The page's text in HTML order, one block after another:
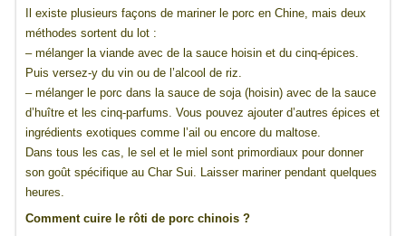
Il existe plusieurs façons de mariner le porc en Chine, mais deux
méthodes sortent du lot :
– mélanger la viande avec de la sauce hoisin et du cinq-épices.
Puis versez-y du vin ou de l’alcool de riz.
– mélanger le porc dans la sauce de soja (hoisin) avec de la sauce
d’huître et les cinq-parfums. Vous pouvez ajouter d’autres épices et
ingrédients exotiques comme l’ail ou encore du maltose.
Dans tous les cas, le sel et le miel sont primordiaux pour donner
son goût spécifique au Char Sui. Laisser mariner pendant quelques
heures.
Comment cuire le rôti de porc chinois ?